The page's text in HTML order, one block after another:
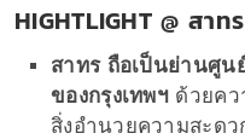
HIGHTLIGHT @ สาท
สาทร ถือเป็นย่านศูน
ของกรุงเทพฯ ด้วยคว
สิ่งอำนวยความสะด